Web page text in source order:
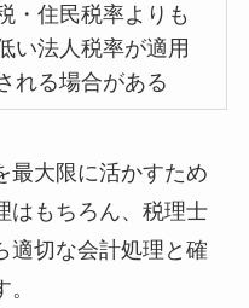
・住民税率よりも
い法人税率が適用
れる場合がある
最大限に活かすため
はもちろん、税理士
適切な会計処理と確